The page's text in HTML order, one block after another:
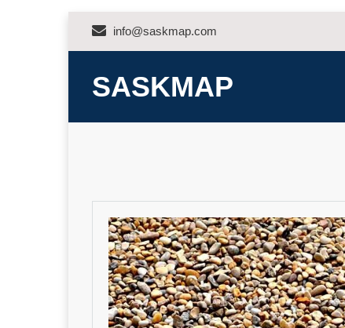
info@saskmap.com
SASKMAP